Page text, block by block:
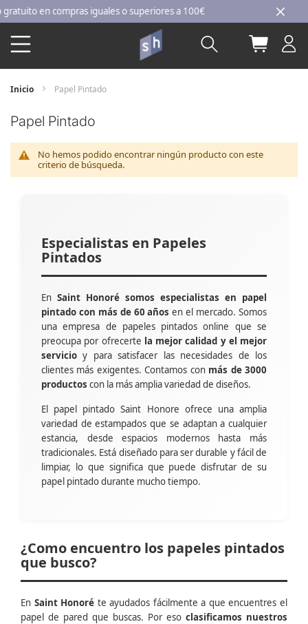
Ir
al
contenido
en compras iguales o superiores a 100€
Buscar Mi
Inicio Papel Pintado
Papel Pintado
No hemos podido encontrar ningún producto con este
criterio de búsqueda.
Especialistas en Papeles
Pintados
En Saint Honoré somos especialistas en papel
pintado con más de 60 años en el mercado. Somos
una empresa de papeles pintados online que se
preocupa por ofrecerte la mejor calidad y el mejor
servicio y para satisfacer las necesidades de los
clientes más exigentes. Contamos con más de 3000
productos con la más amplia variedad de diseños.
El papel pintado Saint Honore ofrece una amplia
variedad de estampados que se adaptan a cualquier
estancia, desde espacios modernos hasta más
tradicionales. Está diseñado para ser durable y fácil de
limpiar, lo que significa que puede disfrutar de su
papel pintado durante mucho tiempo.
¿Como encuentro los papeles pintados
que busco?
En Saint Honoré te ayudados fácilmente a que encuentres el
papel de pared que buscas. Por eso clasificamos nuestros